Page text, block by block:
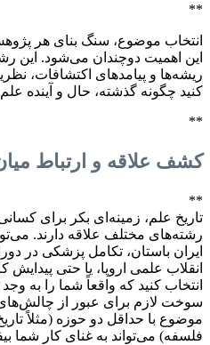
**
انتخاب موضوع، سنگ بنای هر
این اهمیت دوچندان می‌شود. این
ریشه‌ها و پیامدهای اکتشافات،
کنید چگونه گذشته، حال و آینده
**
کشف علاقه و ارتباط
**
تاریخ علم، زمینه‌ای بکر برای
رشته‌های مختلف علاقه دارند.
ایران باستان، تکامل پزشکی در
انقلاب علمی اروپا، یا حتی پیدایش
انتخاب کنید که واقعاً شما را به
سوخت لازم برای عبور از
موضوع با حداقل دو حوزه (مثلاً
فلسفه) می‌تواند به غنای کار شما